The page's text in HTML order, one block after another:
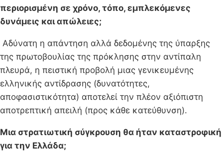
περιορισμένη σε χρόνο, τόπο, εμπλεκόμενες
δυνάμεις και απώλειες;
Αδύνατη η απάντηση αλλά δεδομένης της ύπαρξης
της πρωτοβουλίας της πρόκλησης στην αντίπαλη
πλευρά, η πειστική προβολή μιας γενικευμένης
ελληνικής αντίδρασης (δυνατότητες,
αποφασιστικότητα) αποτελεί την πλέον αξιόπιστη
αποτρεπτική απειλή (προς κάθε κατεύθυνση).
Μια στρατιωτική σύγκρουση θα ήταν καταστροφική
για την Ελλάδα;